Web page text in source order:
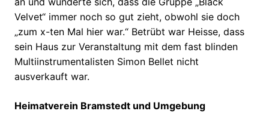
Velvet“ immer noch so gut zieht, obwohl sie doch
„zum x-ten Mal hier war.“ Betrübt war Heisse, dass
sein Haus zur Veranstaltung mit dem fast blinden
Multiinstrumentalisten Simon Bellet nicht
ausverkauft war.
Heimatverein Bramstedt und Umgebung